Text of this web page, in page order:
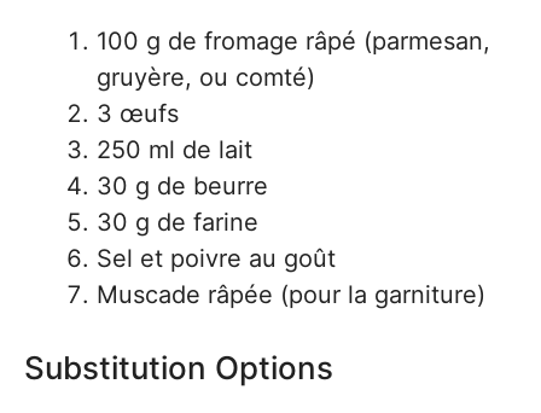
100 g de fromage râpé (parmesan,
gruyère, ou comté)
3 œufs
250 ml de lait
30 g de beurre
30 g de farine
Sel et poivre au goût
Muscade râpée (pour la garniture)
Substitution Options